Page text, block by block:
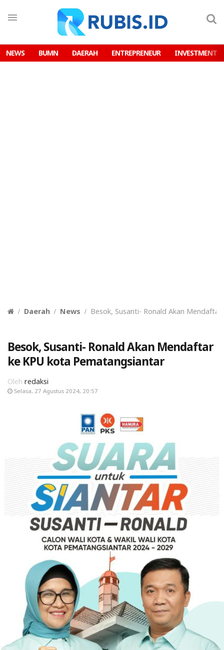
NEWS BUMN DAERAH ENTREPRENEUR INVESTMENT
Daerah News Besok, Susanti- Ronald Akan
Besok, Susanti- Ronald Akan Mendaftar
ke KPU kota Pematangsiantar
Oleh redaksi
Selasa, 27 Agustus 2024, 20:57